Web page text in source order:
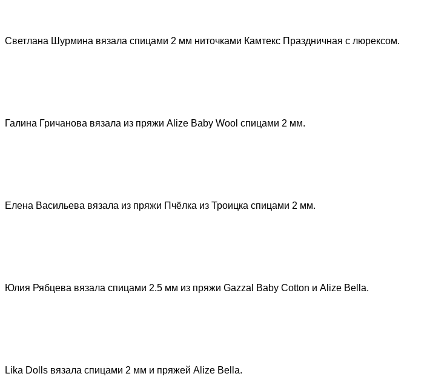
Светлана Шурмина вязала спицами 2 мм ниточками Камтекс Праздничная с люрексом.
Галина Гричанова вязала из пряжи Alize Baby Wool спицами 2 мм.
Елена Васильева вязала из пряжи Пчёлка из Троицка спицами 2 мм.
Юлия Рябцева вязала спицами 2.5 мм из пряжи Gazzal Baby Cotton и Alize Bella.
Lika Dolls вязала спицами 2 мм и пряжей Alize Bella.